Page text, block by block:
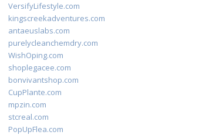
VersifyLifestyle.com
kingscreekadventures.com
antaeuslabs.com
purelycleanchemdry.com
WishOping.com
shoplegacee.com
bonvivantshop.com
CupPlante.com
mpzin.com
stcreal.com
PopUpFlea.com